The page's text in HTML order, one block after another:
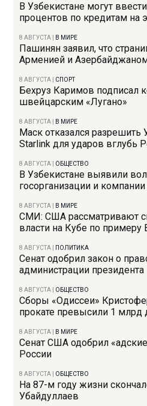
В Узбекистане могут
процентов по кредитам на
8 АВГУСТА В МИРЕ
Пашинян заявил, что
Арменией и
8 АВГУСТА СПОРТ
Бехруз Каримов подписал
швейцарским «Лугано»
8 АВГУСТА В МИРЕ
Маск отказался разрешить
Starlink для ударов вглубь
8 АВГУСТА ОБЩЕСТВО
В Узбекистане выявили
госорганизации и компании
8 АВГУСТА В МИРЕ
СМИ: США рассматривают
власти на Кубе по примеру
8 АВГУСТА ПОЛИТИКА
Сенат одобрил закон о
администрации президента
8 АВГУСТА ОБЩЕСТВО
Сборы «Одиссеи»
прокате превысили 1 млрд
8 АВГУСТА В МИРЕ
Сенат США одобрил
России
8 АВГУСТА ОБЩЕСТВО
На 87-м году жизни
Убайдуллаев